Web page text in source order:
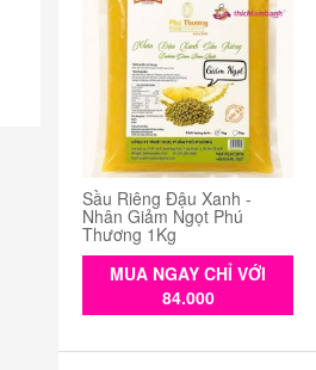
Sầu Riêng Đậu Xanh -
Nhân Giảm Ngọt Phú
Thương 1Kg
MUA NGAY CHỈ VỚI
84.000